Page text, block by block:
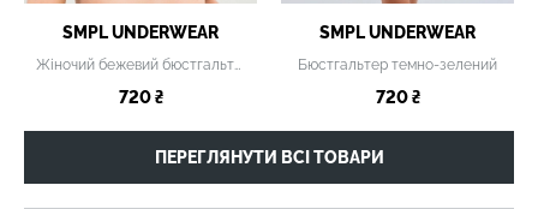
SMPL UNDERWEAR
Жіночий бежевий бюстгальтер
720 ₴
SMPL UNDERWEAR
Бюстгальтер темно-зелений
720 ₴
ПЕРЕГЛЯНУТИ ВСІ ТОВАРИ